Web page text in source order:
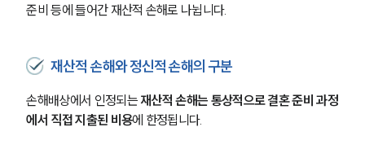
준비 등에 들어간 재산적 손해로 나뉩니다.
재산적 손해와 정신적 손해의 구분
손해배상에서 인정되는 재산적 손해는 통상적으로 결혼 준비 과정
에서 직접 지출된 비용에 한정됩니다.